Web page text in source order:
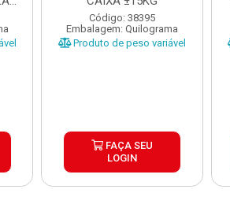
Código: 38395
Embalagem: Quilograma
Produto de peso variável
FAÇA SEU
LOGIN